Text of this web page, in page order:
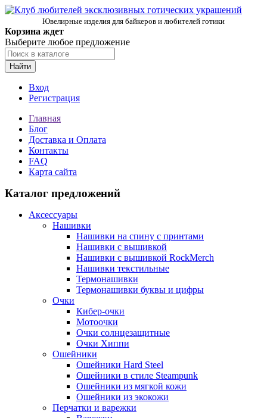
Ювелирные изделия для байкеров и любителей готики
Корзина ждет
Выберите любое предложение
Найти
Вход
Регистрация
Главная
Блог
Доставка и Оплата
Контакты
FAQ
Карта сайта
Каталог предложений
Аксессуары
Нашивки
Нашивки на спину с принтами
Нашивки с вышивкой
Нашивки с вышивкой RockMerch
Нашивки текстильные
Термонашивки
Термонашивки буквы и цифры
Очки
Кибер-очки
Мотоочки
Очки солнцезащитные
Очки Хиппи
Ошейники
Ошейники Hard Steel
Ошейники в стиле Steampunk
Ошейники из мягкой кожи
Ошейники из экокожи
Перчатки и варежки